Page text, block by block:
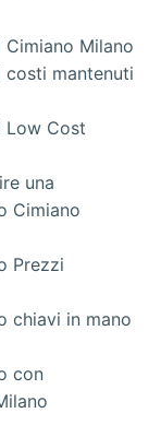
Milano
costi mantenuti
Low Cost
una
Cimiano
Prezzi
chiavi in mano
con